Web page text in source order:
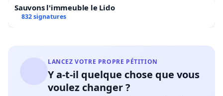
Sauvons l'immeuble le Lido
832 signatures
LANCEZ VOTRE PROPRE PÉTITION
Y a-t-il quelque chose que vous
voulez changer ?